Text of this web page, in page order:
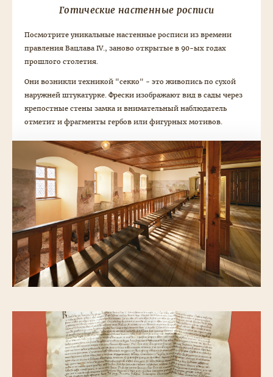
Готические настенные росписи
Посмотрите уникальные настенные росписи из времени
правления Вацлава IV., заново открытые в 90-ых годах
прошлого столетия.
Они возникли техникой "секко" - это живопись по сухой
наружней штукатурке. Фрески изображают вид в сады через
крепостные стены замка и внимательный наблюдатель
отметит и фрагменты гербов или фигурных мотивов.